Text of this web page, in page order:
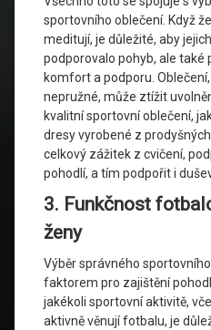
sportovního oblečení. Když
meditují, je důležité, aby
podporovalo pohyb, ale
komfort a podporu.
nepružné, může ztížit
kvalitní sportovní oblečení,
dresy vyrobené z
celkový zážitek z cvičení,
pohodlí, a tím podpořit i
3. Funkčnost
ženy
Výběr správného
faktorem pro zajištění
jakékoli sportovní aktivitě,
aktivně věnují fotbalu, je